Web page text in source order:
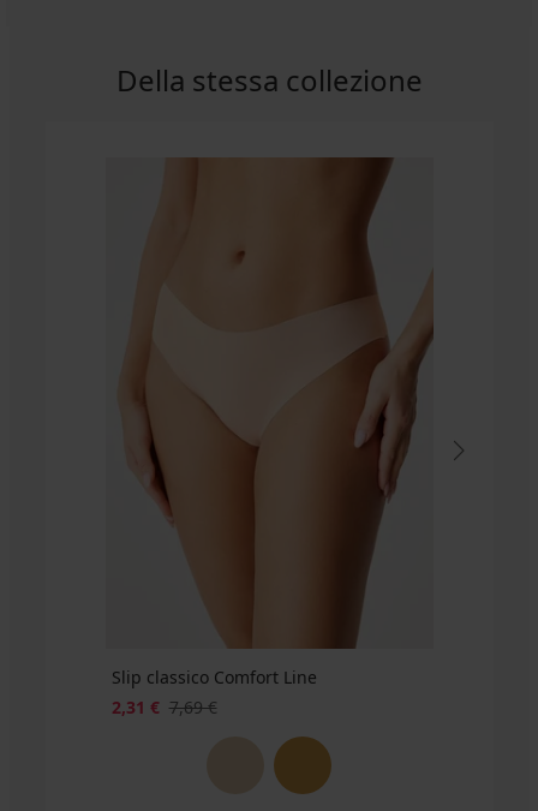
Della stessa collezione
Slip classico Comfort Line
2,31 € 7,69 €